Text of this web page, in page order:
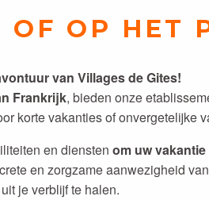
OP HET
van Villages de Gites!
Frankrijk, bieden onze
korte vakanties of onvergetelijke
en diensten om uw
en zorgzame aanwezigheid van
je verblijf te halen.